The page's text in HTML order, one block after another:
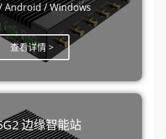
Android / Windows
查看详情 >
边缘智能站